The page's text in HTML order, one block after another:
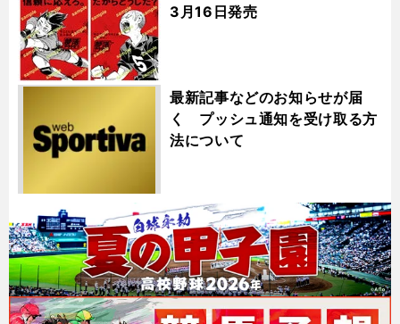
3月16日発売
最新記事などのお知らせが届
く プッシュ通知を受け取る方
法について